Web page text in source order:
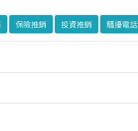
保險推銷 投資推銷 騷擾電話